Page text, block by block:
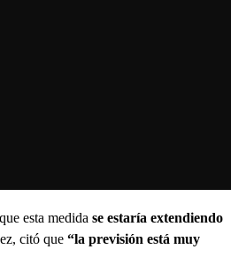
esta medida se estaría extendiendo
citó que “la previsión está muy